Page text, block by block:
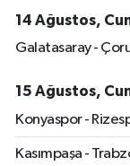
14 Ağustos,
Galatasaray -
15 Ağustos,
Konyaspor -
Kasımpaşa -